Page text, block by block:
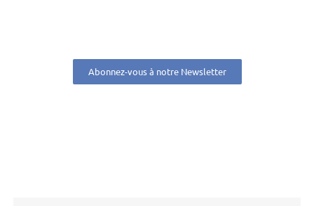
Abonnez-vous à notre Newsletter